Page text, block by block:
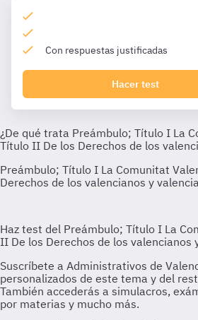
Con respuestas justificadas
Hacer test